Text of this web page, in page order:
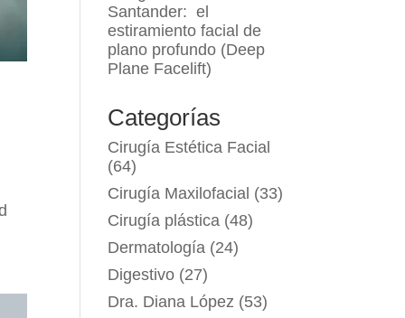
Santander: el
estiramiento facial de
plano profundo (Deep
Plane Facelift)
Categorías
Cirugía Estética Facial
(64)
Cirugía Maxilofacial (33)
Cirugía plástica (48)
Dermatología (24)
Digestivo (27)
Dra. Diana López (53)